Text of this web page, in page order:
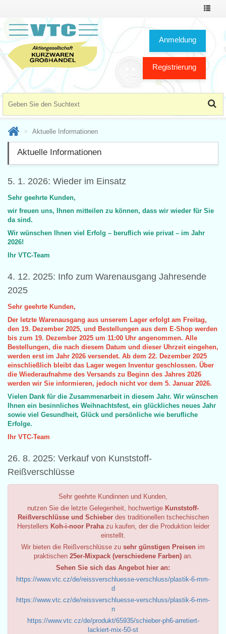
Toggle
Anmeldung
Registrierung
Aktuelle Informationen
Aktuelle Informationen
5. 1. 2026: Wieder im Einsatz
Sehr geehrte Kunden,
wir freuen uns, Ihnen mitteilen zu können, dass wir wieder für Sie
da sind.
Wir wünschen Ihnen viel Erfolg – ​​beruflich wie privat – im Jahr
2026!
Ihr VTC-Team
4. 12. 2025: Info zum Warenausgang Jahresende
2025
Sehr geehrte Kunden,
Der letzte Warenausgang aus unserem Lager erfolgt am Freitag,
den 19. Dezember 2025, und Bestellungen aus dem E-Shop werden
bis zum 19. Dezember 2025 um 11:00 Uhr angenommen. Alle
Bestellungen, die nach diesem Datum und dieser Uhrzeit eingehen,
werden erst im Jahr 2026 versendet. Ab dem 22. Dezember 2025
einschließlich bleibt das Lager wegen Inventur geschlossen. Über
die Wiederaufnahme des Versands zu Beginn des Jahres 2026
werden wir Sie informieren, jedoch nicht vor dem 5. Januar 2026.
Vielen Dank für die Zusammenarbeit in diesem Jahr. Wir wünschen
Ihnen ein besinnliches Weihnachtsfest, ein glückliches neues Jahr
sowie viel Gesundheit, Glück und persönliche wie berufliche
Erfolge.
Ihr VTC-Team
26. 8. 2025: Verkauf von Kunststoff-
Reißverschlüsse
Sehr geehrte Kundinnen und Kunden,
nutzen Sie die letzte Gelegenheit, hochwertige Kunststoff-
Reißverschlüsse und Schieber des traditionellen tschechischen
Herstellers Koh-i-noor Praha zu kaufen, der die Produktion leider
einstellt.
Wir bieten die Reißverschlüsse zu sehr günstigen Preisen im
praktischen 25er-Mixpack (verschiedene Farben) an.
Sehen Sie sich das Angebot hier an:
https://www.vtc.cz/de/reissverschluesse-verschluss/plastik-6-mm-
d
https://www.vtc.cz/de/reissverschluesse-verschluss/plastik-6-mm-
n
https://www.vtc.cz/de/produkt/65935/schieber-ph6-arretiert-
lackiert-mix-50-st